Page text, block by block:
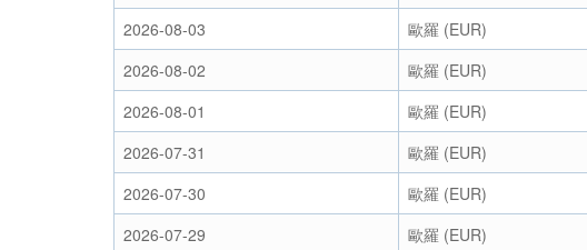
2026-08-03
歐羅 (EUR)
2026-08-02
歐羅 (EUR)
2026-08-01
歐羅 (EUR)
2026-07-31
歐羅 (EUR)
2026-07-30
歐羅 (EUR)
2026-07-29
歐羅 (EUR)